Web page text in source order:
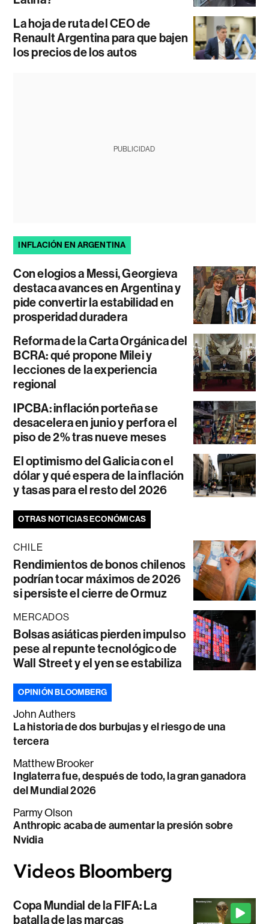
La hoja de ruta del CEO de
Renault Argentina para que bajen
los precios de los autos
PUBLICIDAD
INFLACIÓN EN ARGENTINA
Con elogios a Messi, Georgieva
destaca avances en Argentina y
pide convertir la estabilidad en
prosperidad duradera
Reforma de la Carta Orgánica del
BCRA: qué propone Milei y
lecciones de la experiencia
regional
IPCBA: inflación porteña se
desacelera en junio y perfora el
piso de 2% tras nueve meses
El optimismo del Galicia con el
dólar y qué espera de la inflación
y tasas para el resto del 2026
OTRAS NOTICIAS ECONÓMICAS
CHILE
Rendimientos de bonos chilenos
podrían tocar máximos de 2026
si persiste el cierre de Ormuz
MERCADOS
Bolsas asiáticas pierden impulso
pese al repunte tecnológico de
Wall Street y el yen se estabiliza
OPINIÓN BLOOMBERG
John Authers
La historia de dos burbujas y el riesgo de una
tercera
Matthew Brooker
Inglaterra fue, después de todo, la gran ganadora
del Mundial 2026
Parmy Olson
Anthropic acaba de aumentar la presión sobre
Nvidia
Copa Mundial de la FIFA: La
batalla de las marcas